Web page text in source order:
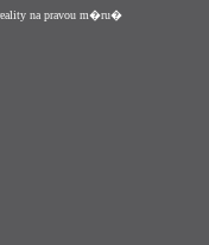
na pravou m�ru�